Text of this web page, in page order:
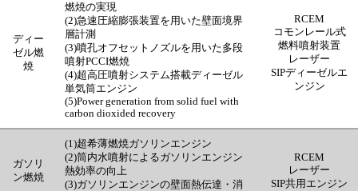
ディー
ゼル燃
焼
燃焼の実現
(2)急速圧縮膨張装置を用いた壁面境界
層計測
(3)噴孔オフセットノズルを用いた多段
噴射PCCI燃焼
(4)超高圧噴射システム搭載ディーゼル
単気筒エンジン
(5)Power generation from solid fuel with
carbon dioxided recovery
RCEM
コモンレール式
燃料噴射装置
レーザー
SIPディーゼルエ
ンジン
ガソリ
ン燃焼
(1)超希薄燃焼ガソリンエンジン
(2)筒内水噴射によるガソリンエンジン
熱効率の向上
(3)ガソリンエンジンの壁面熱伝達・消
RCEM
レーザー
SIP共用エンジン